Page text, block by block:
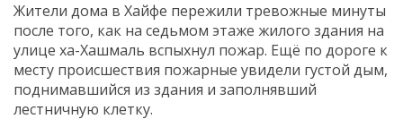
Жители дома в Хайфе пережили тревожные минуты
после того, как на седьмом этаже жилого здания на
улице ха-Хашмаль вспыхнул пожар. Ещё по дороге к
месту происшествия пожарные увидели густой дым,
поднимавшийся из здания и заполнявший
лестничную клетку.